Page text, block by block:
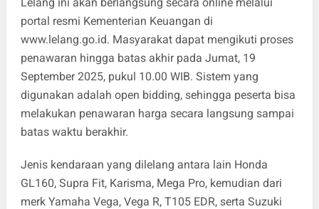
portal resmi Kementerian Keuangan di
www.lelang.go.id. Masyarakat dapat mengikuti proses
penawaran hingga batas akhir pada Jumat, 19
September 2025, pukul 10.00 WIB. Sistem yang
digunakan adalah open bidding, sehingga peserta bisa
melakukan penawaran harga secara langsung sampai
batas waktu berakhir.
Jenis kendaraan yang dilelang antara lain Honda
GL160, Supra Fit, Karisma, Mega Pro, kemudian dari
merk Yamaha Vega, Vega R, T105 EDR, serta Suzuki